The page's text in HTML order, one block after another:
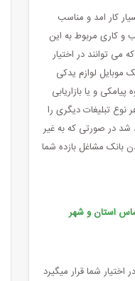
کار امد و مناسب
کاری مربوط به این
می توانند در اختیار
موبایل لوازم یدکی
و یا بازاریابی
نوع تبلیغات دیگری را
شد در صورتی که به غیر
بانک مشاغل بازده شما
استان و شهر
اختیار شما قرار میگیرد